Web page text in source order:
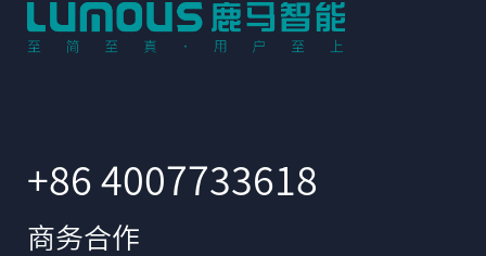
+86 4007733618
商务合作